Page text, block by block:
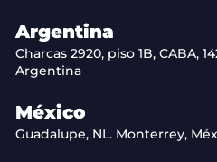
Argentina
Charcas 2920, piso 1B, CABA,
Argentina
México
Guadalupe, NL. Monterrey,